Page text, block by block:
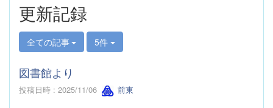
更新記録
全ての記事 5件
図書館より
投稿日時 : 2025/11/06 前東